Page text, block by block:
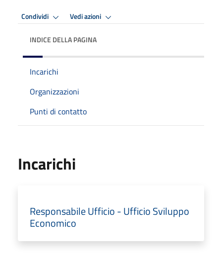
Condividi Vedi azioni
INDICE DELLA PAGINA
Incarichi
Organizzazioni
Punti di contatto
Incarichi
Responsabile Ufficio - Ufficio Sviluppo
Economico